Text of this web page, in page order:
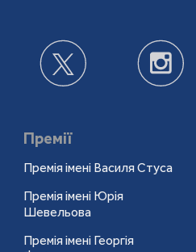
Премії
Премія імені Василя Стуса
Премія імені Юрія
Шевельова
Премія імені Георгія